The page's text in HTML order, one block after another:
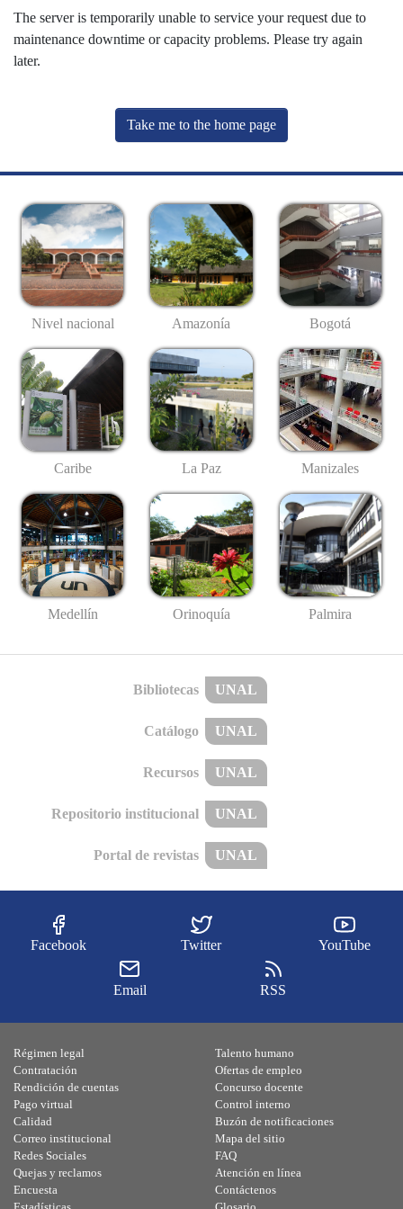
The server is temporarily unable to service your request due to
maintenance downtime or capacity problems. Please try again
later.
Take me to the home page
Nivel nacional Amazonía Bogotá
Caribe La Paz Manizales
Medellín Orinoquía Palmira
Bibliotecas UNAL
Catálogo UNAL
Recursos UNAL
Repositorio institucional UNAL
Portal de revistas UNAL
Facebook Twitter YouTube
Email RSS
Régimen legal
Contratación
Rendición de cuentas
Pago virtual
Calidad
Talento humano
Ofertas de empleo
Concurso docente
Control interno
Buzón de notificaciones
Correo institucional
Redes Sociales
Quejas y reclamos
Encuesta
Mapa del sitio
FAQ
Atención en línea
Contáctenos